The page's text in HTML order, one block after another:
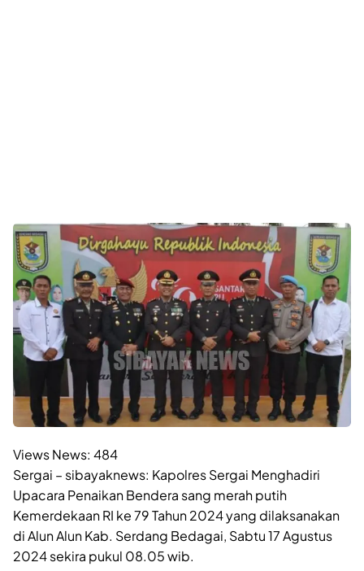
Views News: 484
Sergai – sibayaknews: Kapolres Sergai Menghadiri
Upacara Penaikan Bendera sang merah putih
Kemerdekaan RI ke 79 Tahun 2024 yang dilaksanakan
di Alun Alun Kab. Serdang Bedagai, Sabtu 17 Agustus
2024 sekira pukul 08.05 wib.